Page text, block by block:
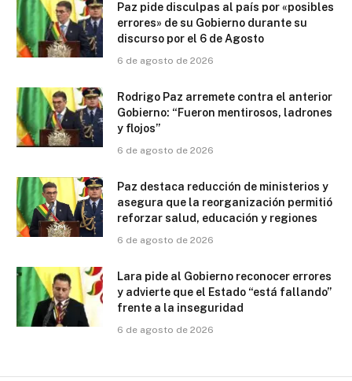
Paz pide disculpas al país por «posibles
errores» de su Gobierno durante su
discurso por el 6 de Agosto
6 de agosto de 2026
Rodrigo Paz arremete contra el anterior
Gobierno: “Fueron mentirosos, ladrones
y flojos”
6 de agosto de 2026
Paz destaca reducción de ministerios y
asegura que la reorganización permitió
reforzar salud, educación y regiones
6 de agosto de 2026
Lara pide al Gobierno reconocer errores
y advierte que el Estado “está fallando”
frente a la inseguridad
6 de agosto de 2026